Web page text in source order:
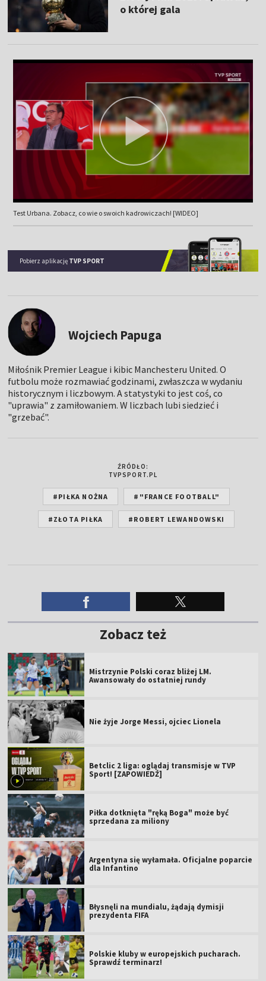
o której gala
Test Urbana. Zobacz, co wie o swoich kadrowiczach! [WIDEO]
Pobierz aplikację TVP SPORT
Wojciech Papuga
Miłośnik Premier League i kibic Manchesteru United. O
futbolu może rozmawiać godzinami, zwłaszcza w wydaniu
historycznym i liczbowym. A statystyki to jest coś, co
"uprawia" z zamiłowaniem. W liczbach lubi siedzieć i
"grzebać".
ŹRÓDŁO:
TVPSPORT.PL
#PIŁKA NOŻNA #"FRANCE FOOTBALL"
#ZŁOTA PIŁKA #ROBERT LEWANDOWSKI
Zobacz też
Mistrzynie Polski coraz bliżej LM.
Awansowały do ostatniej rundy
Nie żyje Jorge Messi, ojciec Lionela
Betclic 2 liga: oglądaj transmisje w TVP
Sport! [ZAPOWIEDŹ]
Piłka dotknięta "ręką Boga" może być
sprzedana za miliony
Argentyna się wyłamała. Oficjalne poparcie
dla Infantino
Błysnęli na mundialu, żądają dymisji
prezydenta FIFA
Polskie kluby w europejskich pucharach.
Sprawdź terminarz!